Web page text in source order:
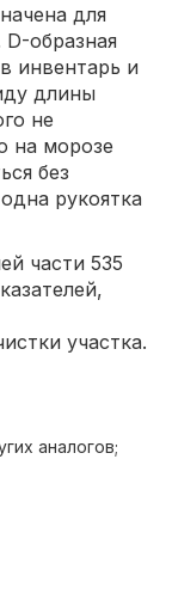
для
образная
инвентарь и
длины
не
на морозе
без
рукоятка
части 535
участка.
аналогов;